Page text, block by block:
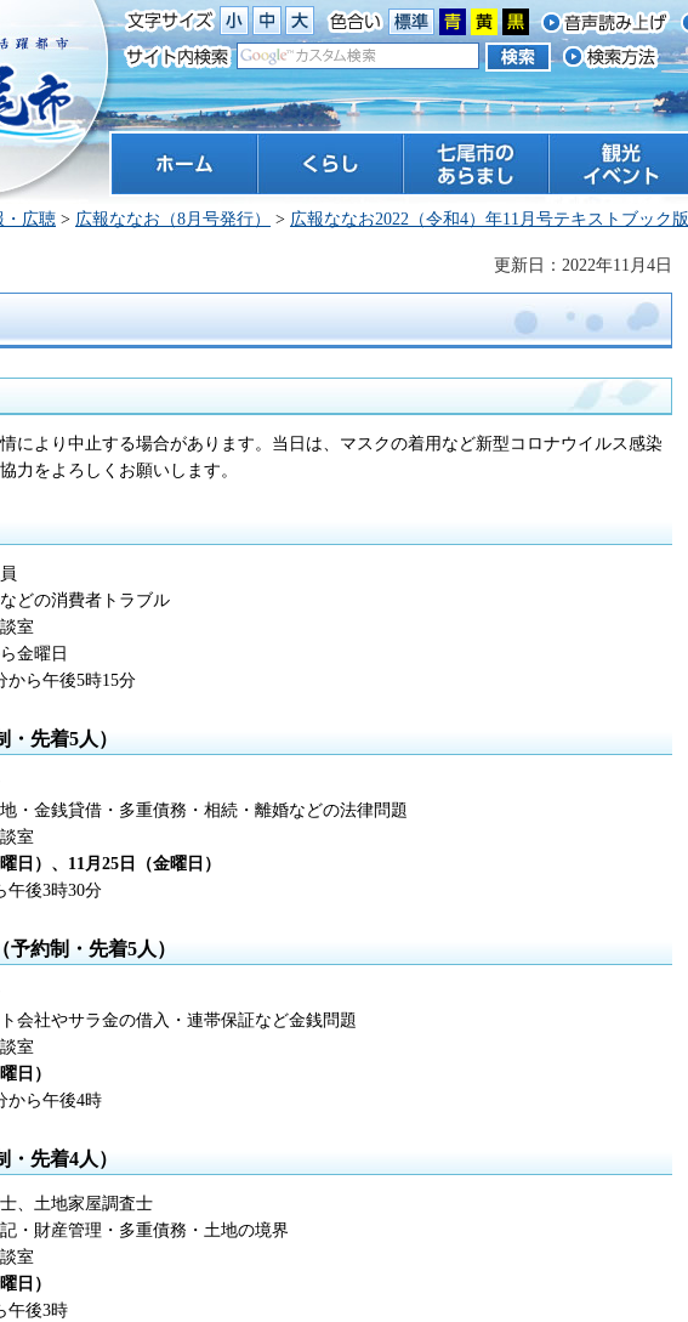
尾市
七尾市のあらまし 観光 イベント
・広聴 > 広報ななお（8月号発行） > 広報ななお2022（令和4）年11月号テキストブック版
更新日：2022年11月4日
により中止する場合があります。当日は、マスクの着用など新型コロナウイルス感染
力をよろしくお願いします。
どの消費者トラブル
室
金曜日
から午後5時15分
先着5人）
・金銭貸借・多重債務・相続・離婚などの法律問題
室
日）、11月25日（金曜日）
午後3時30分
約制・先着5人）
会社やサラ金の借入・連帯保証など金銭問題
室
日）
から午後4時
先着4人）
、土地家屋調査士
・財産管理・多重債務・土地の境界
室
日）
午後3時